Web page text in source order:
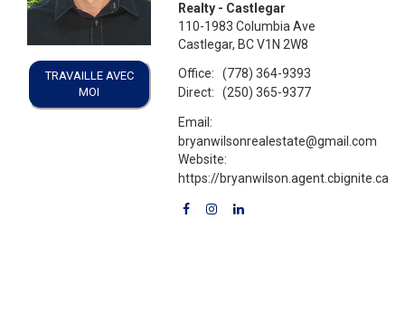
TRAVAILLE AVEC
MOI
Realty - Castlegar
110-1983 Columbia Ave
Castlegar, BC V1N 2W8
Office:
(778) 364-9393
Direct:
(250) 365-9377
Email:
bryanwilsonrealestate@gmail.com
Website:
https://bryanwilson.agent.cbignite.ca